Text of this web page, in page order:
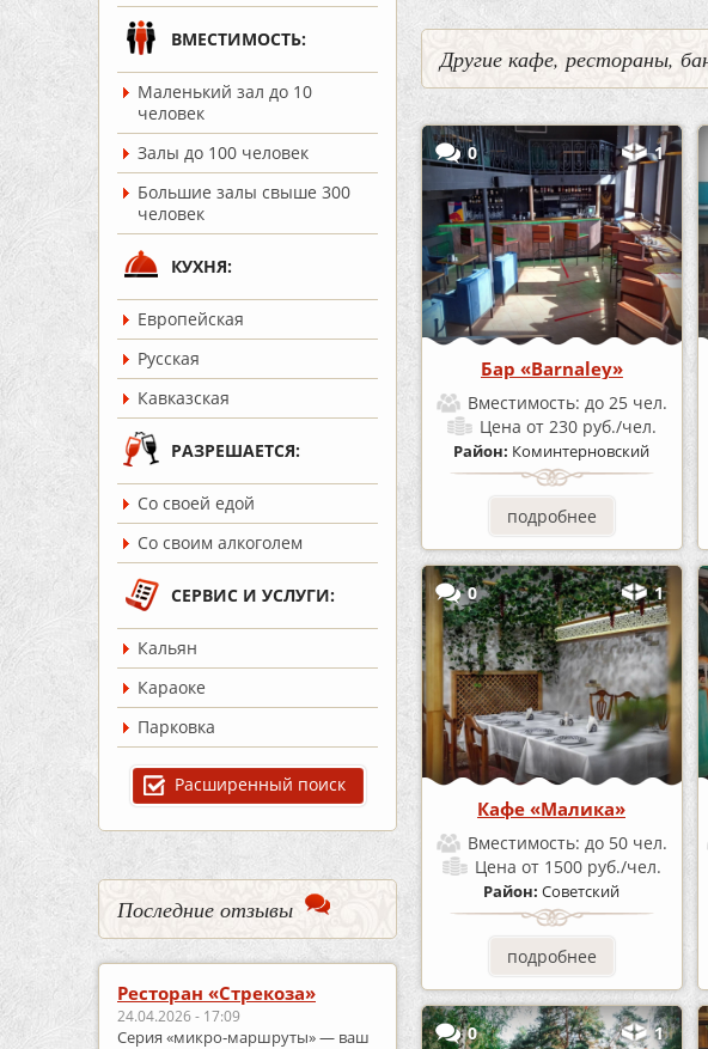
ВМЕСТИМОСТЬ:
Маленький зал до 10
человек
Залы до 100 человек
Большие залы свыше 300
человек
КУХНЯ:
Европейская
Русская
Кавказская
РАЗРЕШАЕТСЯ:
Со своей едой
Со своим алкоголем
СЕРВИС И УСЛУГИ:
Кальян
Караоке
Парковка
Расширенный поиск
Последние отзывы
Ресторан «Стрекоза»
24.04.2026 - 17:09
Серия «микро‑маршруты» — ваш
Другие кафе, рестораны,
0 1
Бар «Barnaley»
Вместимость: до 25 чел.
Ценаот 230 руб./чел.
Район: Коминтерновский
подробнее
0 1
Кафе «Малика»
Вместимость: до 50 чел.
Ценаот 1500 руб./чел.
Район:Советский
подробнее
0 1